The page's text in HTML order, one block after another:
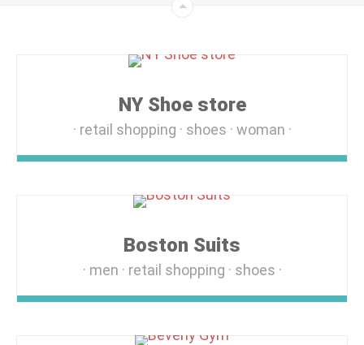
NY Shoe store
retail shopping shoes woman
Boston Suits
men retail shopping shoes